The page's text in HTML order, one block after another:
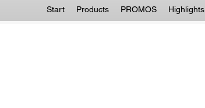
Start Products PROMOS Highlights